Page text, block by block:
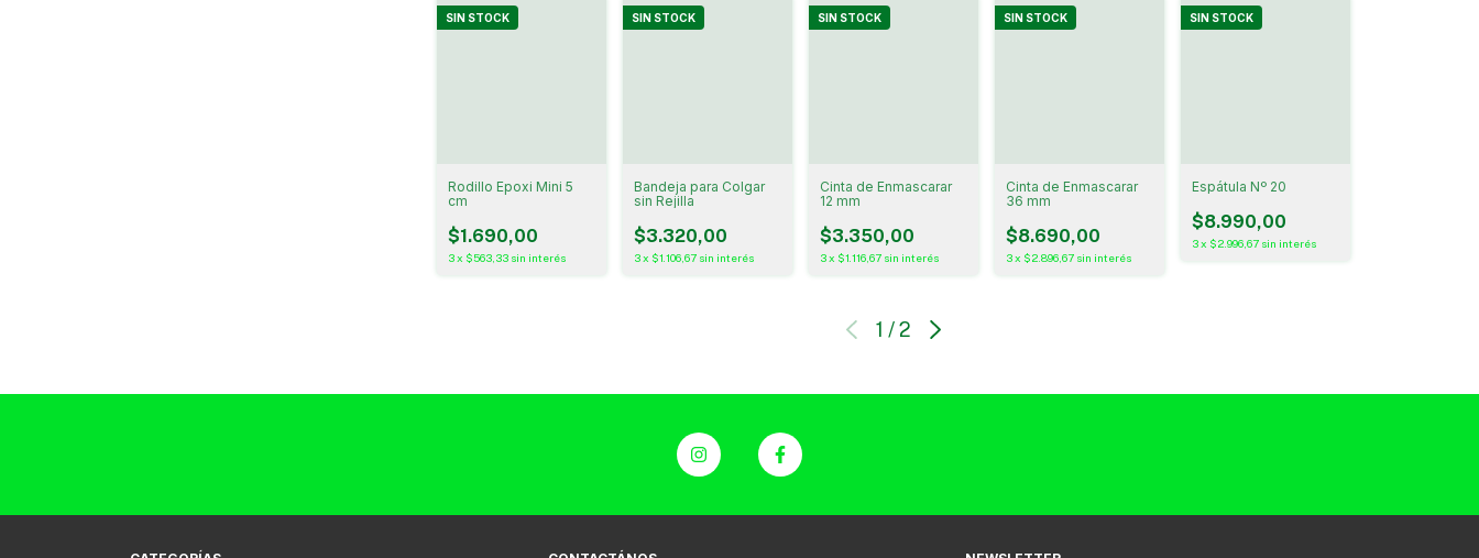
SIN STOCK
Rodillo Epoxi Mini 5
cm
$1.690,00
3x $563,33 sin interés
SIN STOCK
Bandeja para Colgar
sin Rejilla
$3.320,00
3x $1.106,67 sin interés
SIN STOCK
Cinta de Enmascarar
12 mm
$3.350,00
3x $1.116,67 sin interés
SIN STOCK
Cinta de Enmascarar
36 mm
$8.690,00
3x $2.896,67 sin interés
SIN STOCK
Espátula Nº 20
$8.990,00
3x $2.996,67 sin interés
1 /2